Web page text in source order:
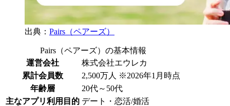
出典： Pairs（ペアーズ）
Pairs（ペアーズ）の基本情報
運営会社
株式会社エウレカ
累計会員数
2,500万人 ※2026年1月時点
年齢層
20代～50代
主なアプリ利用目的 デート・恋活/婚活